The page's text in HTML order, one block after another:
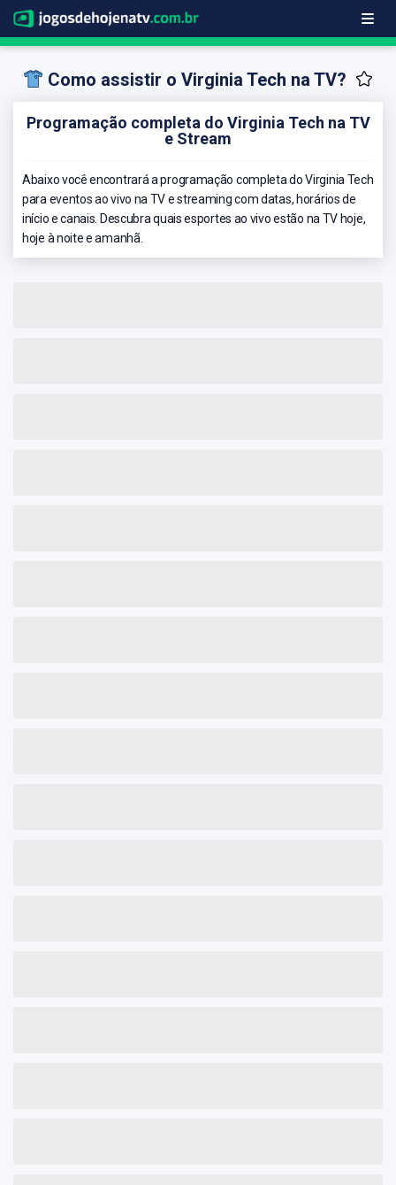
Como assistir o Virginia Tech na TV?
Programação completa do Virginia Tech na TV
e Stream
Abaixo você encontrará a programação completa do Virginia Tech
para eventos ao vivo na TV e streaming com datas, horários de
início e canais. Descubra quais esportes ao vivo estão na TV hoje,
hoje à noite e amanhã.